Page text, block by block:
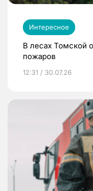
Интересное
В лесах Томской
пожаров
12:31 / 30.07.26